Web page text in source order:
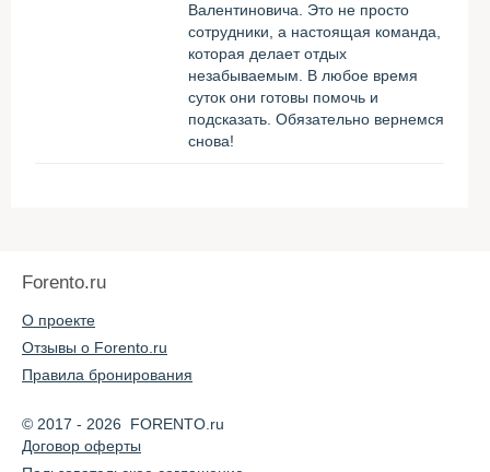
Валентиновича. Это не просто
сотрудники, а настоящая команда,
которая делает отдых
незабываемым. В любое время
суток они готовы помочь и
подсказать. Обязательно вернемся
снова!
Forento.ru
О проекте
Отзывы о Forento.ru
Правила бронирования
© 2017 - 2026 FORENTO.ru
Договор оферты